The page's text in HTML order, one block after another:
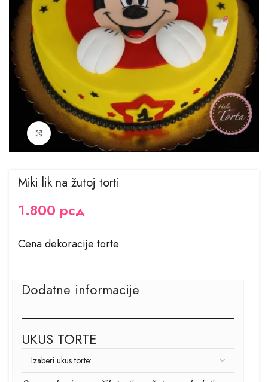
Kliknite za uvećanje
Miki lik na žutoj torti
1.800 рсд
Cena dekoracije torte
Dodatne informacije
UKUS TORTE